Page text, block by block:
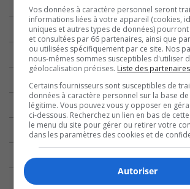
Vos données à caractère personnel seront
informations liées à votre appareil (cookies,
uniques et autres types de données)
et consultées par 66 partenaires, ainsi que
ou utilisées spécifiquement par ce site. Nos
nous-mêmes sommes susceptibles d'utiliser
géolocalisation précises. Liste des
Certains fournisseurs sont susceptibles de
données à caractère personnel sur la base
légitime. Vous pouvez vous y opposer en
ci-dessous. Recherchez un lien en bas de
le menu du site pour gérer ou retirer votre
dans les paramètres des cookies et de
Autoriser